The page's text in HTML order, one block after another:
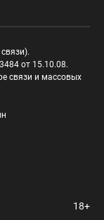
от 15.10.08.
связи и массовых
18+